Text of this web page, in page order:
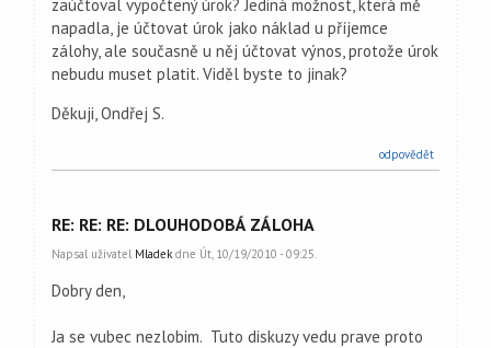
zaúčtoval vypočtený úrok? Jediná možnost, která mě
napadla, je účtovat úrok jako náklad u příjemce
zálohy, ale současně u něj účtovat výnos, protože úrok
nebudu muset platit. Viděl byste to jinak?
Děkuji, Ondřej S.
odpovědět
RE: RE: RE: DLOUHODOBÁ ZÁLOHA
Napsal uživatel Mladek dne Út, 10/19/2010 - 09:25.
Dobry den,
Ja se vubec nezlobim. Tuto diskuzy vedu prave proto